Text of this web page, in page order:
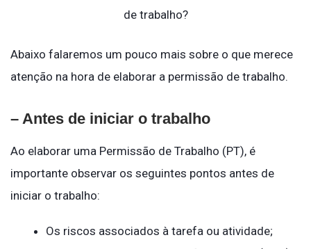
de trabalho?
Abaixo falaremos um pouco mais sobre o que merece
atenção na hora de elaborar a permissão de trabalho.
– Antes de iniciar o trabalho
Ao elaborar uma Permissão de Trabalho (PT), é
importante observar os seguintes pontos antes de
iniciar o trabalho:
Os riscos associados à tarefa ou atividade;